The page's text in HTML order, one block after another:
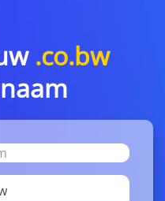
.co.bw